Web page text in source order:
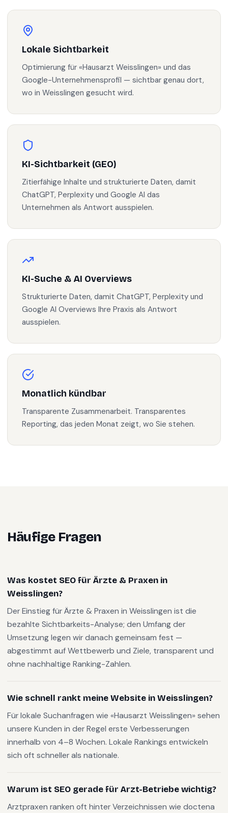
Lokale Sichtbarkeit
Optimierung für «Hausarzt Weisslingen» und das
Google-Unternehmensprofil — sichtbar genau dort,
wo in Weisslingen gesucht wird.
KI-Sichtbarkeit (GEO)
Zitierfähige Inhalte und strukturierte Daten, damit
ChatGPT, Perplexity und Google AI das
Unternehmen als Antwort ausspielen.
KI-Suche & AI Overviews
Strukturierte Daten, damit ChatGPT, Perplexity und
Google AI Overviews Ihre Praxis als Antwort
ausspielen.
Monatlich kündbar
Transparente Zusammenarbeit. Transparentes
Reporting, das jeden Monat zeigt, wo Sie stehen.
Häufige Fragen
Was kostet SEO für Ärzte & Praxen in
Weisslingen?
Der Einstieg für Ärzte & Praxen in Weisslingen ist die
bezahlte Sichtbarkeits-Analyse; den Umfang der
Umsetzung legen wir danach gemeinsam fest —
abgestimmt auf Wettbewerb und Ziele, transparent und
ohne nachhaltige Ranking-Zahlen.
Wie schnell rankt meine Website in Weisslingen?
Für lokale Suchanfragen wie «Hausarzt Weisslingen» sehen
unsere Kunden in der Regel erste Verbesserungen
innerhalb von 4–8 Wochen. Lokale Rankings entwickeln
sich oft schneller als nationale.
Warum ist SEO gerade für Arzt-Betriebe wichtig?
Arztpraxen ranken oft hinter Verzeichnissen wie doctena